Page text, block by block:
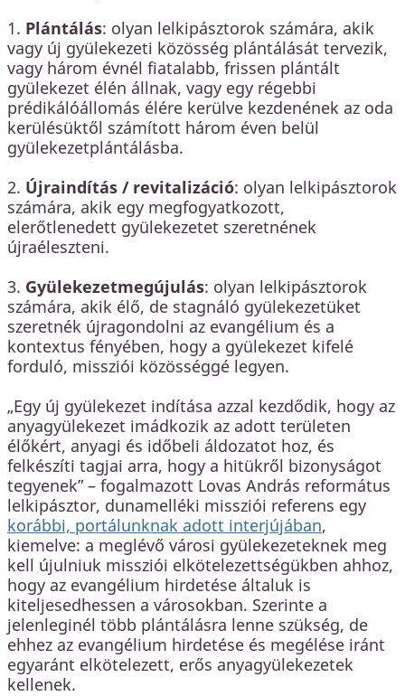
1. Plántálás: olyan lelkipásztorok számára, akik
vagy új gyülekezeti közösség plántálását tervezik,
vagy három évnél fiatalabb, frissen plántált
gyülekezet élén állnak, vagy egy régebbi
prédikálóállomás élére kerülve kezdenének az oda
kerülésüktől számított három éven belül
gyülekezetplántálásba.
2. Újraindítás / revitalizáció: olyan lelkipásztorok
számára, akik egy megfogyatkozott,
elerőtlenedett gyülekezetet szeretnének
újraéleszteni.
3. Gyülekezetmegújulás: olyan lelkipásztorok
számára, akik élő, de stagnáló gyülekezetüket
szeretnék újragondolni az evangélium és a
kontextus fényében, hogy a gyülekezet kifelé
forduló, missziói közösséggé legyen.
„Egy új gyülekezet indítása azzal kezdődik, hogy az
anyagyülekezet imádkozik az adott területen
élőkért, anyagi és időbeli áldozatot hoz, és
felkészíti tagjai arra, hogy a hitükről bizonyságot
tegyenek” – fogalmazott Lovas András református
lelkipásztor, dunamelléki missziói referens egy
korábbi, portálunknak adott interjújában,
kiemelve: a meglévő városi gyülekezeteknek meg
kell újulniuk missziói elkötelezettségükben ahhoz,
hogy az evangélium hirdetése általuk is
kiteljesedhessen a városokban. Szerinte a
jelenleginél több plántálásra lenne szükség, de
ehhez az evangélium hirdetése és megélése iránt
egyaránt elkötelezett, erős anyagyülekezetek
kellenek.